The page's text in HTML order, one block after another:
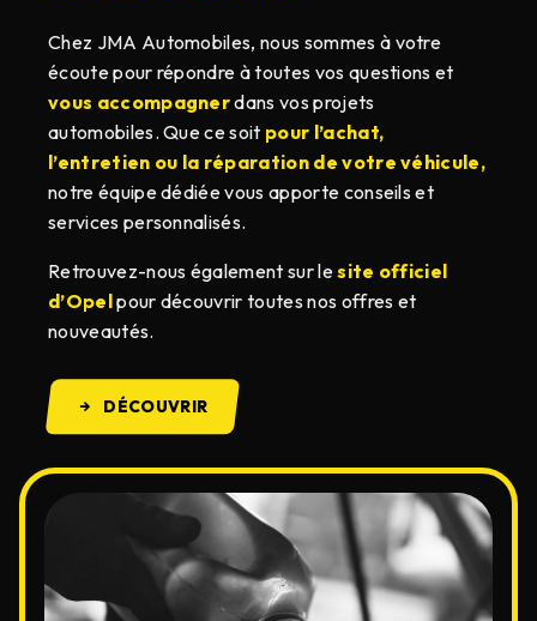
Chez JMA Automobiles, nous sommes à votre
écoute pour répondre à toutes vos questions et
vous accompagnerdans vos projets
automobiles. Que ce soit pour l’achat,
l’entretien ou la réparation de votre véhicule,
notre équipe dédiée vous apporte conseils et
services personnalisés.
Retrouvez-nous également sur lesite officiel
d’Opelpour découvrir toutes nos offres et
nouveautés.
DÉCOUVRIR